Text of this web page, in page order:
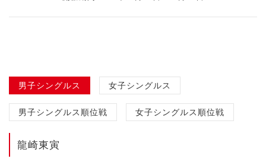
男子シングルス 女子シングルス
男子シングルス順位戦 女子シングルス順位戦
龍崎東寅